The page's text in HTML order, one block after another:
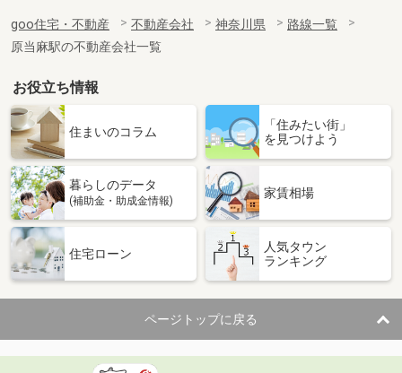
goo住宅・不動産 不動産会社 神奈川県
路線一覧
原当麻駅の不動産会社一覧
お役立ち情報
住まいのコラム
「住みたい街」
を見つけよう
暮らしのデータ
(補助金・助成金情報)
家賃相場
住宅ローン
人気タウン
ランキング
ページトップに戻る